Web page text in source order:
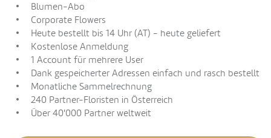
Blumen-Abo
Corporate Flowers
Heute bestellt bis 14 Uhr (AT) - heute geliefert
Kostenlose Anmeldung
1 Account für mehrere User
Dank gespeicherter Adressen einfach und rasch bestellt
Monatliche Sammelrechnung
240 Partner-Floristen in Österreich
Über 40'000 Partner weltweit